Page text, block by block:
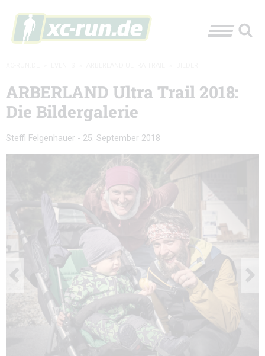
ARBERLAND Ultra Trail 2018:
Die Bildergalerie
Steffi Felgenhauer - 25. September 2018